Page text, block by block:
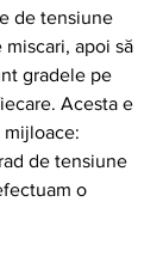
de tensiune
apoi să
gradele pe
Acesta e
de tensiune
o